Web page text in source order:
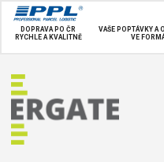
DOPRAVA PO ČR
RYCHLE A KVALITNĚ
VAŠE POPTÁVKY A
VE